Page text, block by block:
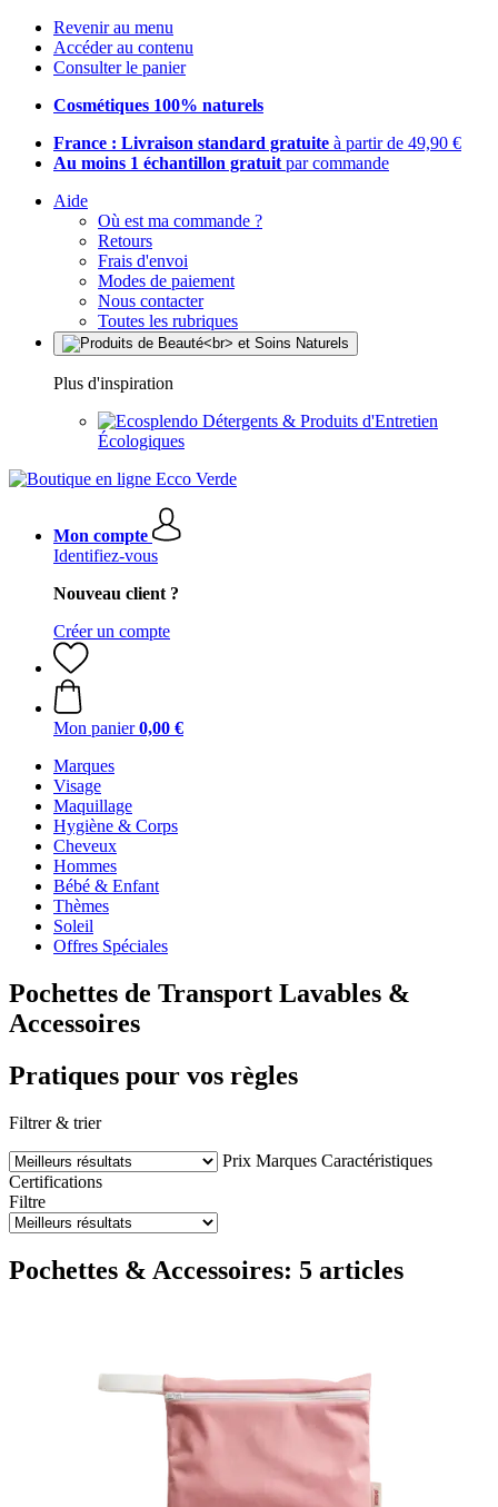
Revenir au menu
Accéder au contenu
Consulter le panier
Cosmétiques 100% naturels
France : Livraison standard gratuite à partir de 49,90 €
Au moins 1 échantillon gratuit par commande
Aide
Où est ma commande ?
Retours
Frais d'envoi
Modes de paiement
Nous contacter
Toutes les rubriques
Plus d'inspiration
Détergents & Produits d'Entretien
Écologiques
Mon compte
Identifiez-vous
Nouveau client ?
Créer un compte
Mon panier 0,00 €
Marques
Visage
Maquillage
Hygiène & Corps
Cheveux
Hommes
Bébé & Enfant
Thèmes
Soleil
Offres Spéciales
Pochettes de Transport Lavables &
Accessoires
Pratiques pour vos règles
Filtrer & trier
Prix Marques Caractéristiques
Certifications
Filtre
Pochettes & Accessoires: 5 articles